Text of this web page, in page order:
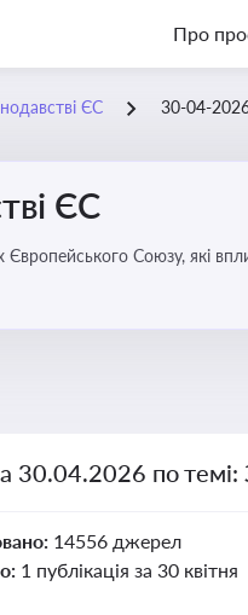
Про
ЄС 30-04-
ЄС
трудової міграції, інтеграції та перспективу членства України в
30.04.2026 по темі:
14556 джерел
1 публікація за 30 квітня